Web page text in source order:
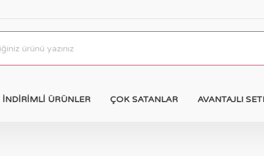
İNDİRİMLİ ÜRÜNLER ÇOK SATANLAR AVANTAJLI